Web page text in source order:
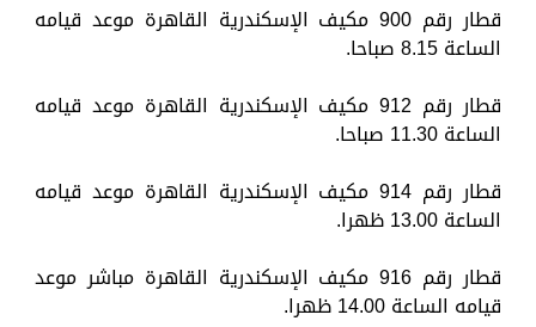
قطار رقم 900 مكيف الإسكندرية القاهرة موعد قيامه
الساعة 8.15 صباحا.
قطار رقم 912 مكيف الإسكندرية القاهرة موعد قيامه
الساعة 11.30 صباحا.
قطار رقم 914 مكيف الإسكندرية القاهرة موعد قيامه
الساعة 13.00 ظهرا.
قطار رقم 916 مكيف الإسكندرية القاهرة مباشر موعد
قيامه الساعة 14.00 ظهرا.